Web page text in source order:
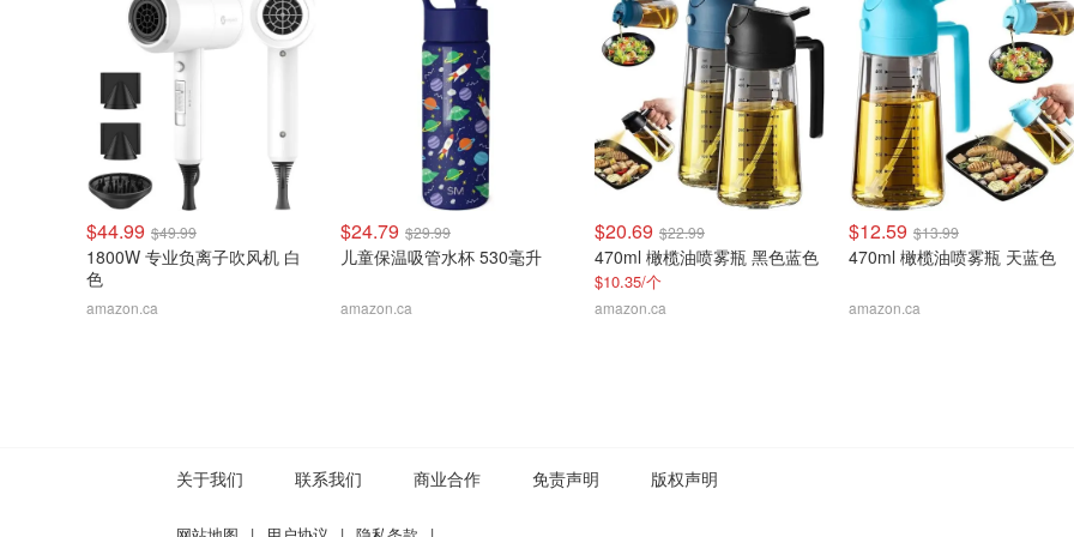
$44.99 $49.99
1800W 专业负离子吹风机 白
色
amazon.ca
$24.79 $29.99
儿童保温吸管水杯 530毫升
amazon.ca
$20.69 $22.99
470ml 橄榄油喷雾瓶 黑色蓝色
$10.35/个
amazon.ca
$12.59 $13.99
470ml 橄榄油喷雾瓶 天蓝色
amazon.ca
关于我们 联系我们 商业合作 免责声明 版权声明